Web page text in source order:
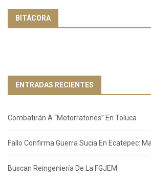
BITÁCORA
ENTRADAS RECIENTES
Combatirán A “Motorratones” En Toluca
Fallo Confirma Guerra Sucia En Ecatepec:
Buscan Reingeniería De La FGJEM